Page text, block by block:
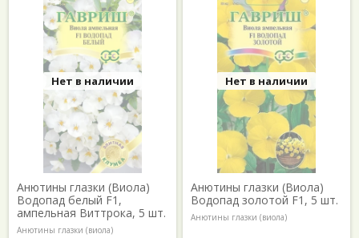
Нет в наличии
Анютины глазки (Виола)
Водопад белый F1,
ампельная Виттрока, 5 шт.
Анютины глазки (виола)
Нет в наличии
Анютины глазки (Виола)
Водопад золотой F1, 5 шт.
Анютины глазки (виола)